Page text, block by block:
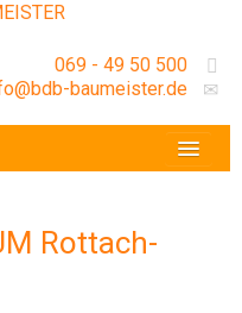
069 - 49 50 500
baumeister.de
Rottach-